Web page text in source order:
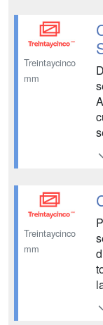
Treintaycinco
mm
Treintaycinco
mm